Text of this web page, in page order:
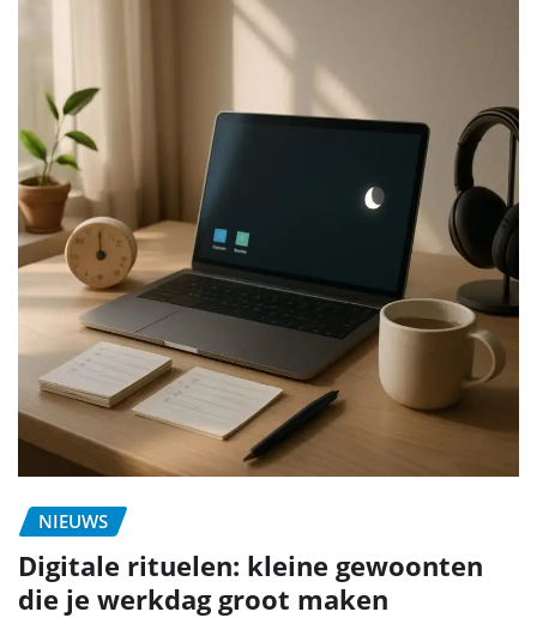
NIEUWS
Digitale rituelen: kleine gewoonten
die je werkdag groot maken